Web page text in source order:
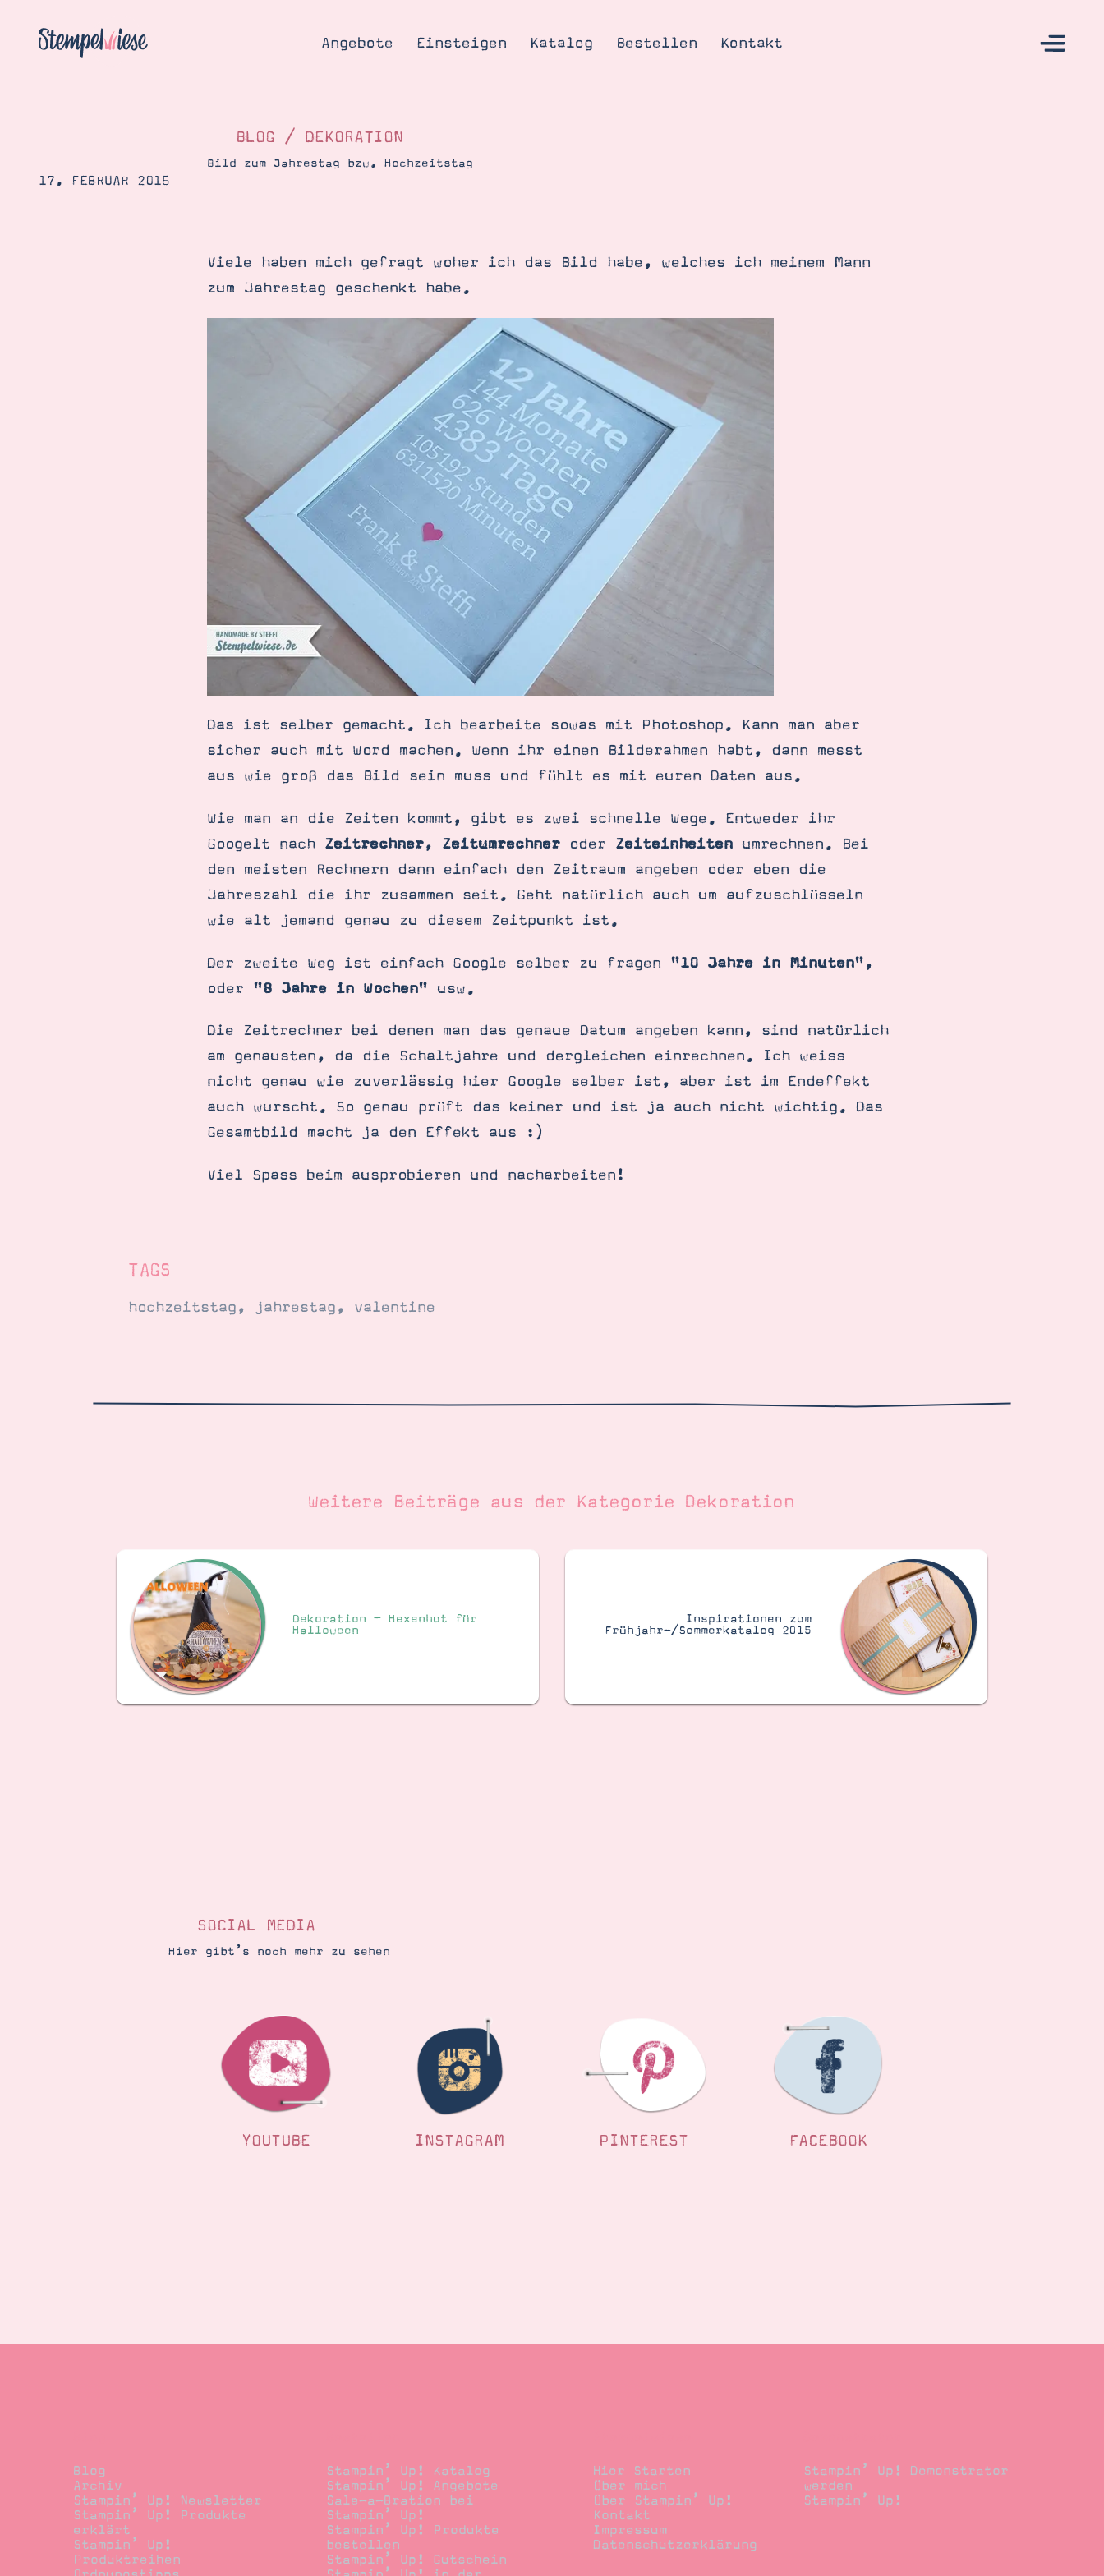
Angebote Einsteigen Katalog Bestellen Kontakt
Blog
Gutscheine
Produkte erklärt
Über Stampin’ Up!
Datenschutz
SUCHE
BLOG / DEKORATION
Bild zum Jahrestag bzw. Hochzeitstag
17. FEBRUAR 2015
Viele haben mich gefragt woher ich das Bild habe, welches ich meinem Mann
zum Jahrestag geschenkt habe.
Das ist selber gemacht. Ich bearbeite sowas mit Photoshop. Kann man aber
sicher auch mit Word machen. Wenn ihr einen Bilderahmen habt, dann messt
aus wie groß das Bild sein muss und fühlt es mit euren Daten aus.
Wie man an die Zeiten kommt, gibt es zwei schnelle Wege. Entweder ihr
Googelt nach Zeitrechner, Zeitumrechner oder Zeiteinheiten umrechnen. Bei
den meisten Rechnern dann einfach den Zeitraum angeben oder eben die
Jahreszahl die ihr zusammen seit. Geht natürlich auch um aufzuschlüsseln
wie alt jemand genau zu diesem Zeitpunkt ist.
Der zweite Weg ist einfach Google selber zu fragen "10 Jahre in Minuten",
oder "8 Jahre in Wochen" usw.
Die Zeitrechner bei denen man das genaue Datum angeben kann, sind natürlich
am genausten, da die Schaltjahre und dergleichen einrechnen. Ich weiss
nicht genau wie zuverlässig hier Google selber ist, aber ist im Endeffekt
auch wurscht. So genau prüft das keiner und ist ja auch nicht wichtig. Das
Gesamtbild macht ja den Effekt aus :)
Viel Spass beim ausprobieren und nacharbeiten!
TAGS
hochzeitstag, jahrestag, valentine
Weitere Beiträge aus der Kategorie Dekoration
Dekoration – Hexenhut für
Halloween
Inspirationen zum
Frühjahr-/Sommerkatalog 2015
SOCIAL MEDIA
Hier gibt’s noch mehr zu sehen
YOUTUBE INSTAGRAM PINTEREST FACEBOOK
Blog
Archiv
Stampin’ Up! Newsletter
Stampin’ Up! Produkte
erklärt
Stampin’ Up!
Produktreihen
Stampin’ Up! Katalog
Stampin’ Up! Angebote
Sale-a-Bration bei
Stampin’ Up!
Stampin’ Up! Produkte
bestellen
Stampin’ Up! Gutschein
Hier Starten
Über mich
Über Stampin’ Up!
Kontakt
Impressum
Datenschutzerklärung
Stampin’ Up! Demonstrator
werden
Stampin’ Up!